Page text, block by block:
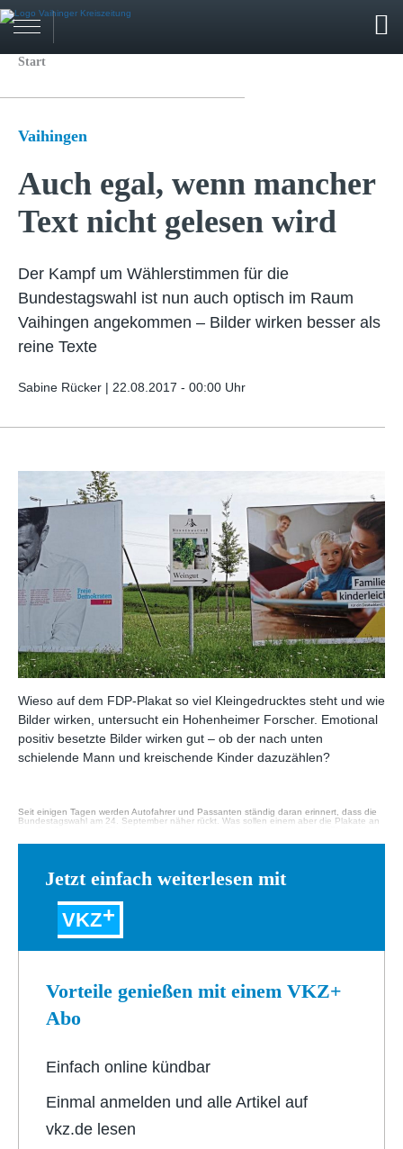
Start
Vaihingen
Auch egal, wenn mancher
Text nicht gelesen wird
Der Kampf um Wählerstimmen für die
Bundestagswahl ist nun auch optisch im Raum
Vaihingen angekommen – Bilder wirken besser als
reine Texte
Sabine Rücker | 22.08.2017 - 00:00 Uhr
Wieso auf dem FDP-Plakat so viel Kleingedrucktes steht und wie
Bilder wirken, untersucht ein Hohenheimer Forscher. Emotional
positiv besetzte Bilder wirken gut – ob der nach unten
schielende Mann und kreischende Kinder dazuzählen?
Seit einigen Tagen werden Autofahrer und Passanten ständig daran erinnert, dass die
Bundestagswahl am 24. September näher rückt. Was sollen einem aber die Plakate an
Jetzt einfach weiterlesen mit
VKZ
Vorteile genießen mit einem VKZ+
Abo
Einfach online kündbar
Einmal anmelden und alle Artikel auf
vkz.de lesen